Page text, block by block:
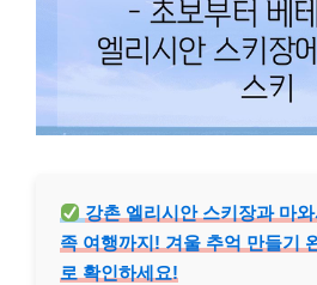
강촌 엘리시안 스키장과 마
족 여행까지! 겨울 추억 만들기
로 확인하세요!